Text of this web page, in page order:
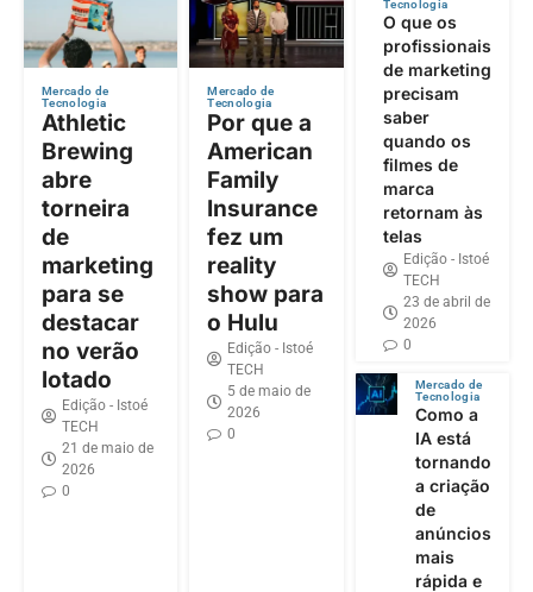
Mercado de
Tecnologia
Athletic
Brewing
abre
torneira
de
marketing
para se
destacar
no verão
lotado
Edição - Istoé
TECH
21 de maio de
2026
0
Mercado de
Tecnologia
Por que a
American
Family
Insurance
fez um
reality
show para
o Hulu
Edição - Istoé
TECH
5 de maio de
2026
0
Tecnologia
O que os
profissionais
de marketing
precisam
saber
quando os
filmes de
marca
retornam às
telas
Edição - Istoé
TECH
23 de abril de
2026
0
Mercado de
Tecnologia
Como a
IA está
tornando
a criação
de
anúncios
mais
rápida e